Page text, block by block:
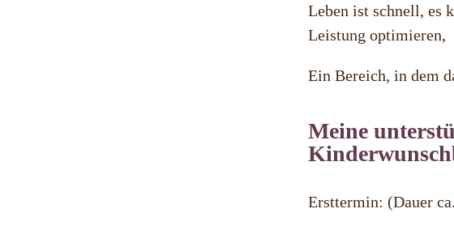
Leben ist schnell, es
Leistung optimieren,
Ein Bereich, in dem
Meine
Ersttermin: (Dauer